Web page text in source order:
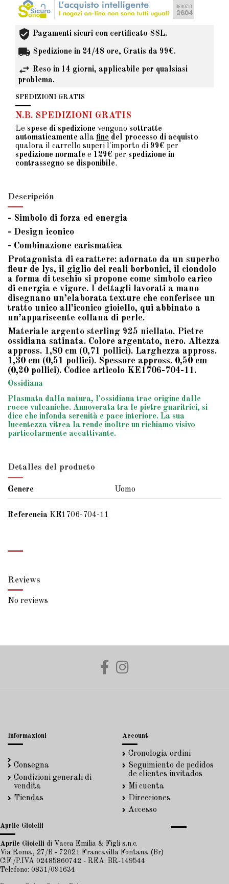
Pagamenti sicuri con certificato SSL.
Spedizione in 24/48 ore, Gratis da 99€.
Reso in 14 giorni, applicabile per qualsiasi
problema.
SPEDIZIONI GRATIS
N.B. SPEDIZIONI GRATIS
Le spese di spedizione vengono sottratte
automaticamente alla fine del processo di acquisto
qualora il carrello superi l'importo di 99€ per
spedizione normale e 129€ per spedizione in
contrassegno se disponibile.
Descripción
- Simbolo di forza ed energia
- Design iconico
- Combinazione carismatica
Protagonista di carattere: adornato da un superbo
fleur de lys, il giglio dei reali borbonici, il ciondolo
a forma di teschio si propone come simbolo carico
di energia e vigore. I dettagli lavorati a mano
disegnano un’elaborata texture che conferisce un
tratto unico all’iconico gioiello, qui abbinato a
un’appariscente collana di perle.
Materiale argento sterling 925 niellato. Pietre
ossidiana satinata. Colore argentato, nero. Altezza
appross. 1,80 cm (0,71 pollici). Larghezza appross.
1,30 cm (0,51 pollici). Spessore appross. 0,50 cm
(0,20 pollici). Codice articolo KE1706-704-11.
Ossidiana
Plasmata dalla natura, l'ossidiana trae origine dalle
rocce vulcaniche. Annoverata tra le pietre guaritrici, si
dice che infonda serenità e pace interiore. La sua
lucentezza vitrea la rende inoltre un richiamo visivo
particolarmente accattivante.
Detalles del producto
Genere Uomo
Referencia KE1706-704-11
Reviews
No reviews
Informazioni
Consegna
Condizioni generali di
vendita
Tiendas
Account
Cronologia ordini
Seguimiento de pedidos
de clientes invitados
Mi cuenta
Direcciones
Accesso
Aprile Gioielli
Aprile Gioielli di Vacca Emilia & Figli s.n.c.
Via Roma, 27/B - 72021 Francavilla Fontana (Br)
C:F./P.IVA 02485860742 - REA: BR-149544
Telefono: 0831/091634